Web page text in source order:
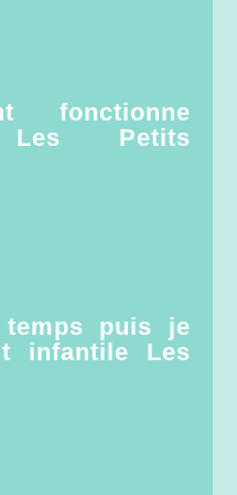
Les Petits
puis je
infantile Les